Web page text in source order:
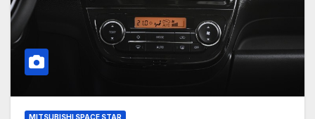
MITSUBISHI SPACE STAR